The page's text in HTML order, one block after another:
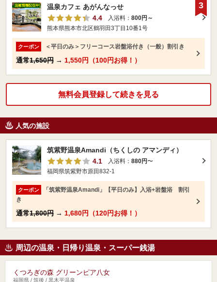
温泉カフェ あがんなっせ
4.4
入浴料： 800円～
熊本県熊本市北区鶴羽田3丁目10番1号
クーポン ＜平日のみ＞フリーコース岩盤浴付き（一般）割引き
通常1,650円 → 1,550円（100円お得！）
3
無料会員登録して続きを見る
人気の施設
筑紫野温泉Amandi（ちくしの アマンディ）
4.1
入浴料： 880円〜
福岡県筑紫野市原田832-1
クーポン
「筑紫野温泉Amandi」【平日のみ】入浴+岩盤浴 割引
き
通常1,800円 → 1,680円（120円お得！）
周辺の温泉・日帰り温泉・スーパー銭湯
くつろぎの森 グリーンピア八女
福岡県 / 筑後 / 黒木平温泉